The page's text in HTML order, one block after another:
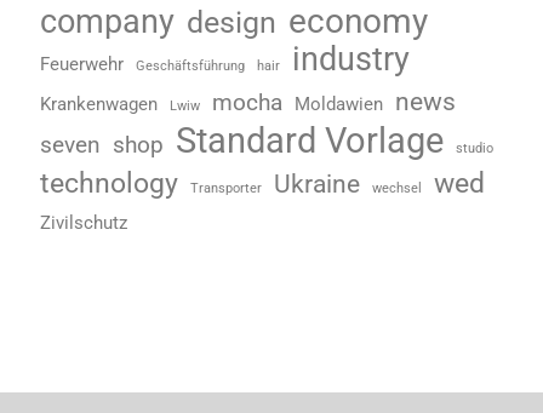
company design economy
Feuerwehr Geschäftsführung hair industry
Krankenwagen Lwiw mocha Moldawien news
seven shop Standard Vorlage studio
technology Transporter Ukraine wechsel wed
Zivilschutz